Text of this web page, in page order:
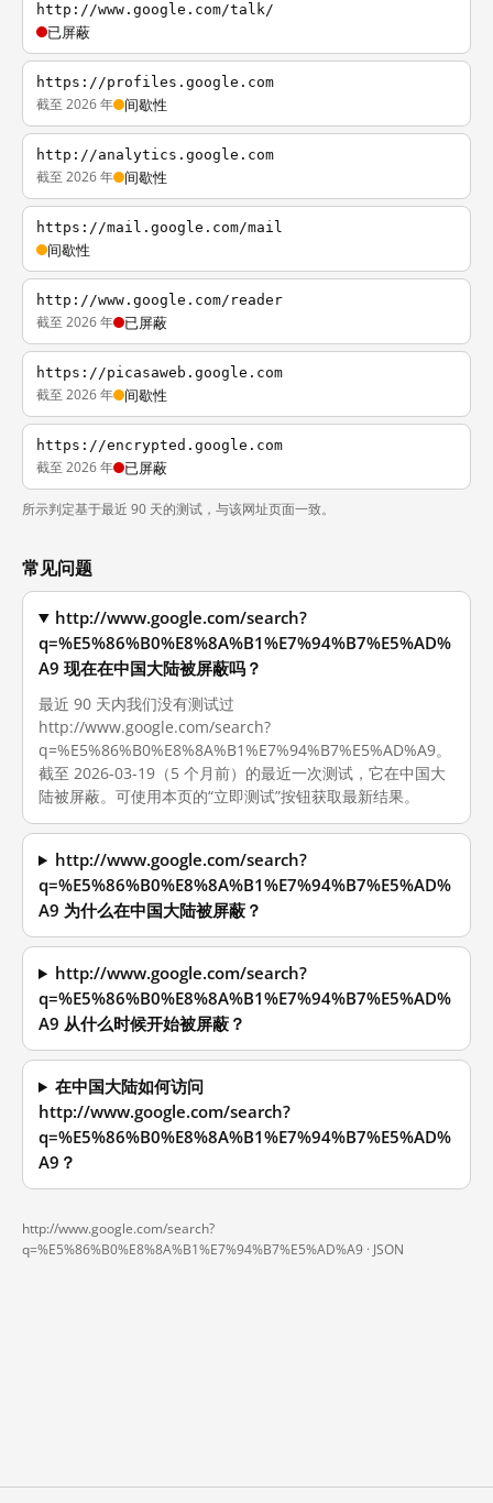
http://www.google.com/talk/
已屏蔽
https://profiles.google.com
截至 2026 年 间歇性
http://analytics.google.com
截至 2026 年 间歇性
https://mail.google.com/mail
间歇性
http://www.google.com/reader
截至 2026 年 已屏蔽
https://picasaweb.google.com
截至 2026 年 间歇性
https://encrypted.google.com
截至 2026 年 已屏蔽
所示判定基于最近 90 天的测试，与该网址页面一致。
常见问题
http://www.google.com/search?
q=%E5%86%B0%E8%8A%B1%E7%94%B7%E5%AD%
A9 现在在中国大陆被屏蔽吗？
最近 90 天内我们没有测试过
http://www.google.com/search?
q=%E5%86%B0%E8%8A%B1%E7%94%B7%E5%AD%A9。
截至 2026-03-19（5 个月前）的最近一次测试，它在中国大
陆被屏蔽。可使用本页的“立即测试”按钮获取最新结果。
http://www.google.com/search?
q=%E5%86%B0%E8%8A%B1%E7%94%B7%E5%AD%
A9 为什么在中国大陆被屏蔽？
http://www.google.com/search?
q=%E5%86%B0%E8%8A%B1%E7%94%B7%E5%AD%
A9 从什么时候开始被屏蔽？
在中国大陆如何访问
http://www.google.com/search?
q=%E5%86%B0%E8%8A%B1%E7%94%B7%E5%AD%
A9？
http://www.google.com/search?
q=%E5%86%B0%E8%8A%B1%E7%94%B7%E5%AD%A9 · JSON